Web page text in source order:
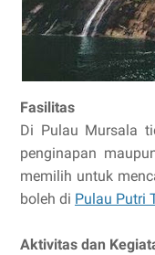
Fasilitas
Di Pulau Mursala
penginapan
memilih untuk
boleh di Pulau Putri
Aktivitas dan